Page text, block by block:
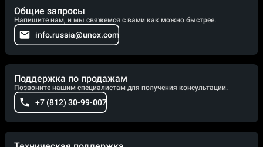
Общие запросы
Напишите нам, и мы свяжемся с вами как можно быстрее.
info.russia@unox.com
Поддержка по продажам
Позвоните нашим специалистам для получения консультации.
+7 (812) 30-99-007